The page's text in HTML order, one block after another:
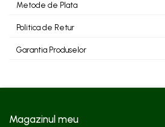
Metode de Plata
Politica de Retur
Garantia Produselor
Magazinul meu